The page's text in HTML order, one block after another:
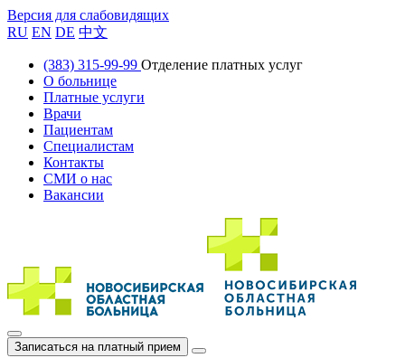
Версия для слабовидящих
RU EN DE 中文
(383) 315-99-99 Отделение платных услуг
О больнице
Платные услуги
Врачи
Пациентам
Специалистам
Контакты
СМИ о нас
Вакансии
Записаться на платный прием